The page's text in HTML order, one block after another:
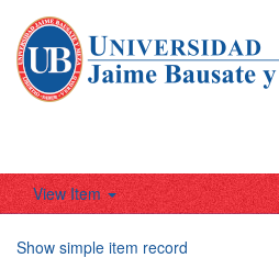
View Item
Show simple item record